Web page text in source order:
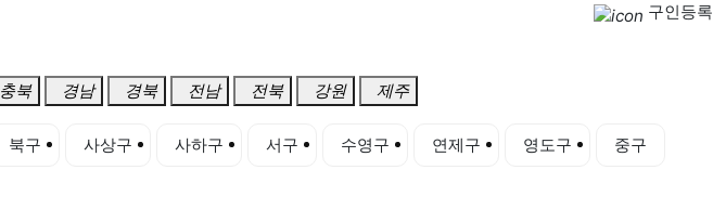
구인등록
충북 경남 경북 전남 전북 강원 제주
북구 사상구 사하구 서구 수영구 연제구 영도구 중구